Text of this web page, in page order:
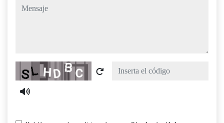
mensaje
Captcha